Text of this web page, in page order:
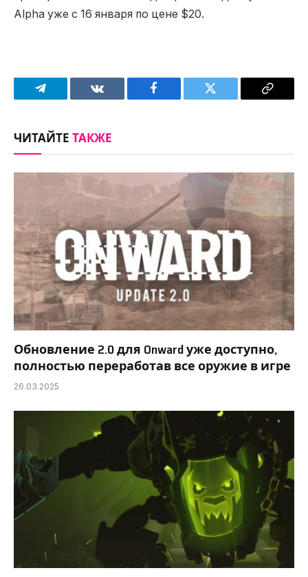
Alpha уже с 16 января по цене $20.
Telegram VKontakteFacebook Twitter
Copy
ЧИТАЙТЕТАКЖЕ
Обновление 2.0 для Onward уже доступно,
полностью переработав все оружие в игре
26.03.2025